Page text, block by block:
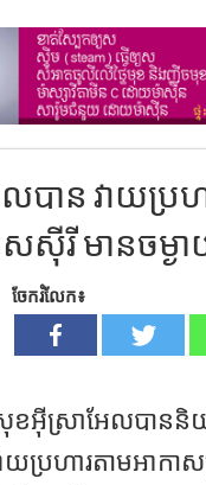
បាន វាយប្រ
សស៊ីរី មានចម្
ចែករំលែក៖
ខអ៊ីស្រាអែលបាននិ
វាយប្រហារតាមអ